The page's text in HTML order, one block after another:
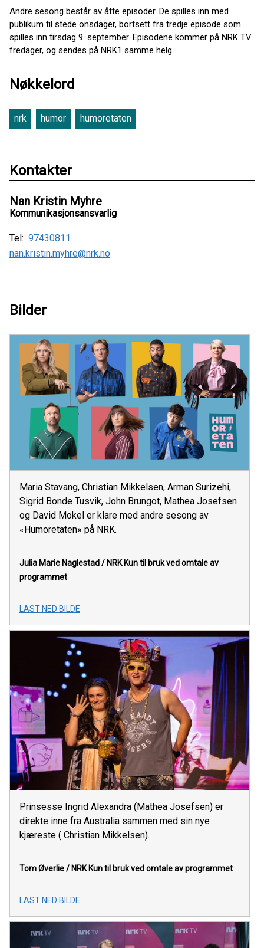
Andre sesong består av åtte episoder. De spilles inn med
publikum til stede onsdager, bortsett fra tredje episode som
spilles inn tirsdag 9. september. Episodene kommer på NRK TV
fredager, og sendes på NRK1 samme helg.
Nøkkelord
nrk humor humoretaten
Kontakter
Nan Kristin Myhre
Kommunikasjonsansvarlig
Tel: 97430811
nan.kristin.myhre@nrk.no
Bilder
Maria Stavang, Christian Mikkelsen, Arman Surizehi,
Sigrid Bonde Tusvik, John Brungot, Mathea Josefsen
og David Mokel er klare med andre sesong av
«Humoretaten» på NRK.
Julia Marie Naglestad / NRK Kun til bruk ved omtale av
programmet
LAST NED BILDE
Prinsesse Ingrid Alexandra (Mathea Josefsen) er
direkte inne fra Australia sammen med sin nye
kjæreste ( Christian Mikkelsen).
Tom Øverlie / NRK Kun til bruk ved omtale av programmet
LAST NED BILDE